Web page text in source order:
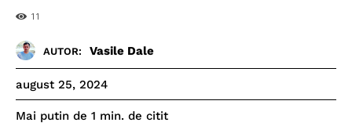
11
AUTOR: Vasile Dale
august 25, 2024
Mai putin de 1 min. de citit